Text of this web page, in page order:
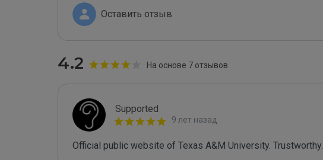
Оставить отзыв
4.2 На основе 7 отзывов
Supported
9 лет назад
Official public website of Texas A&M University. Trustworthy.